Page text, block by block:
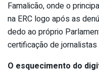
Famalicão, onde o
na ERC logo após as
dedo ao próprio
certificação de
O esquecimento do